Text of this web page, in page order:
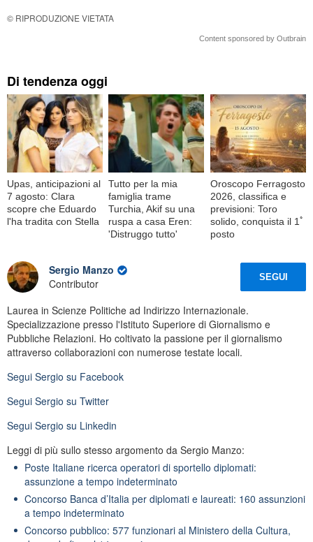
© RIPRODUZIONE VIETATA
Content sponsored by Outbrain
Di tendenza oggi
Upas, anticipazioni al
7 agosto: Clara
scopre che Eduardo
l'ha tradita con Stella
Tutto per la mia
famiglia trame
Turchia, Akif su una
ruspa a casa Eren:
'Distruggo tutto'
Oroscopo Ferragosto
2026, classifica e
previsioni: Toro
solido, conquista il 1ﾟ
posto
Sergio Manzo
Contributor
SEGUI
Laurea in Scienze Politiche ad Indirizzo Internazionale.
Specializzazione presso l'Istituto Superiore di Giornalismo e
Pubbliche Relazioni. Ho coltivato la passione per il giornalismo
attraverso collaborazioni con numerose testate locali.
Segui Sergio su Facebook
Segui Sergio su Twitter
Segui Sergio su Linkedin
Leggi di più sullo stesso argomento da Sergio Manzo:
Poste Italiane ricerca operatori di sportello diplomati:
assunzione a tempo indeterminato
Concorso Banca d’Italia per diplomati e laureati: 160 assunzioni
a tempo indeterminato
Concorso pubblico: 577 funzionari al Ministero della Cultura,